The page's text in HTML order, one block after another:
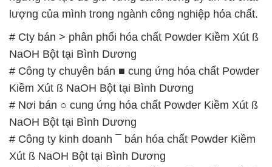
Xút ß NaOH Bột tại Bình Dương
# Nơi cung ứng – bán hóa chất Powder Kiềm Xút ß
NaOH Bột tại Bình Dương
# Đơn vị kinh doanh [ phân phối ] hóa chất Powder
Kiềm Xút ß NaOH Bột tại Bình Dương
# Địa chỉ chuyên bán ≤ thương mại hóa chất
Powder Kiềm Xút ß NaOH Bột tại Bình Dương
# Nơi cung cấp ∩ cung ứng hóa chất Powder Kiềm
Xút ß NaOH Bột tại Bình Dương
# Địa chỉ bán ♦ phân phối hóa chất Powder Kiềm